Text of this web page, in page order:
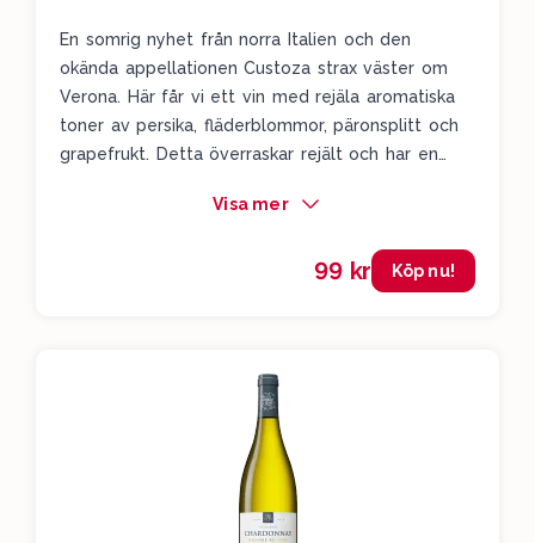
En somrig nyhet från norra Italien och den
okända appellationen Custoza strax väster om
Verona. Här får vi ett vin med rejäla aromatiska
toner av persika, fläderblommor, päronsplitt och
grapefrukt. Detta överraskar rejält och har en
och fruktiga pärondrag. Gjort främst på druvan
Visa mer
99 kr Köp nu!